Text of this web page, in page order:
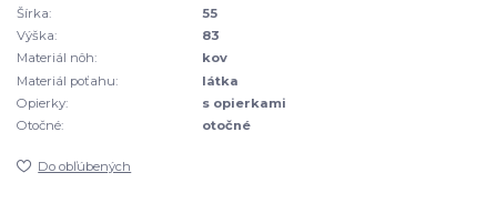
Šírka:
55
Výška:
83
Materiál nôh:
kov
Materiál poťahu:
látka
Opierky:
s opierkami
Otočné:
otočné
Do obľúbených